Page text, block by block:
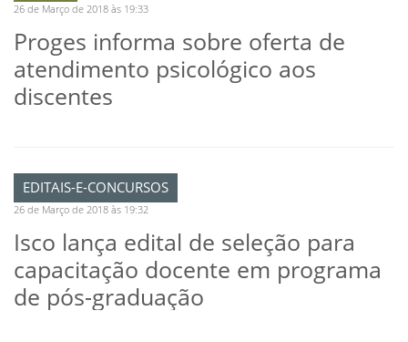
26 de Março de 2018 às 19:33
Proges informa sobre oferta de
atendimento psicológico aos
discentes
EDITAIS-E-CONCURSOS
26 de Março de 2018 às 19:32
Isco lança edital de seleção para
capacitação docente em programa
de pós-graduação